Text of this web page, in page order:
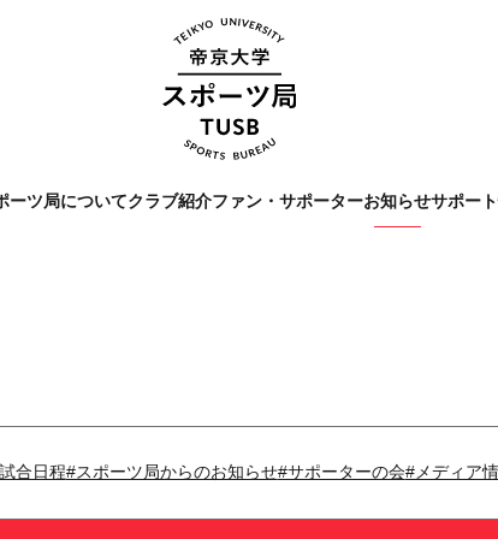
ーツ局についてクラブ紹介ファン・サポーターお知らせサポー
Tags
合日程#スポーツ局からのお知らせ#サポーターの会#メディア